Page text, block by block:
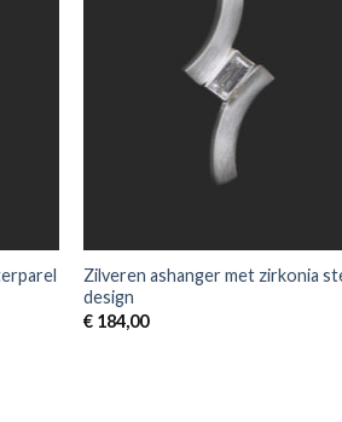
Zilveren ashanger met zirkonia
design
€184,00